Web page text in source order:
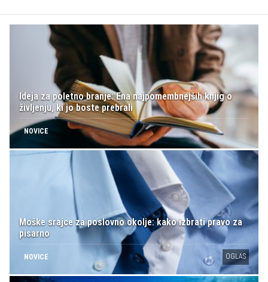
Ideja za poletno branje: Ena najpomembnejših knjig o
življenju, ki jo boste prebrali
NOVICE
Moške srajce za poslovno okolje: kako izbrati pravo za
pisarno
NOVICE OGLAS